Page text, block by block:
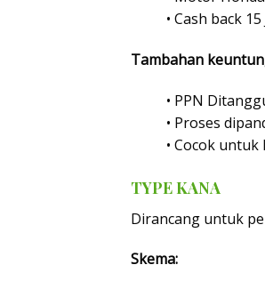
• Cash back
Tambahan
• PPN
• Proses
• Cocok
TYPE KANA
Dirancang untuk
Skema: